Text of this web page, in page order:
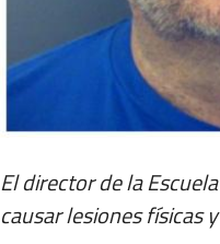
El director de la
causar lesiones físicas